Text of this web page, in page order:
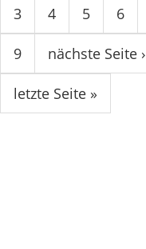
3 4 5 6
9 nächste Seite ›
letzte Seite »